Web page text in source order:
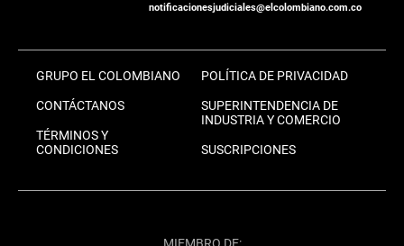
notificacionesjudiciales@elcolombiano.com.co
GRUPO EL COLOMBIANO
CONTÁCTANOS
TÉRMINOS Y
CONDICIONES
POLÍTICA DE PRIVACIDAD
SUPERINTENDENCIA DE
INDUSTRIA Y COMERCIO
SUSCRIPCIONES
MIEMBRO DE: